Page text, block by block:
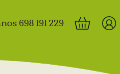
698 191 229